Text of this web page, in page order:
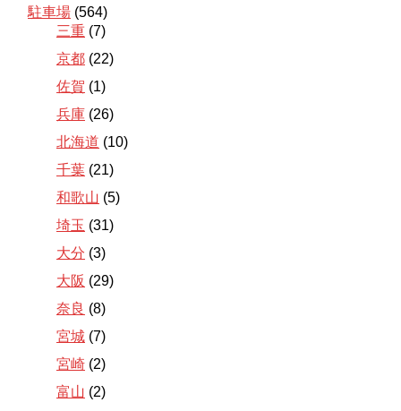
駐車場 (564)
三重 (7)
京都 (22)
佐賀 (1)
兵庫 (26)
北海道 (10)
千葉 (21)
和歌山 (5)
埼玉 (31)
大分 (3)
大阪 (29)
奈良 (8)
宮城 (7)
宮崎 (2)
富山 (2)